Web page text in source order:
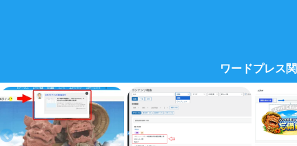
ワードプレス